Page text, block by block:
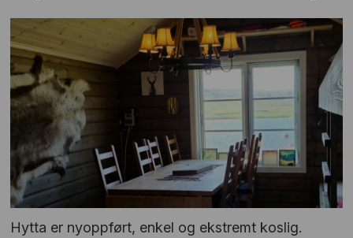
Hytta er nyoppført, enkel og ekstremt koslig.